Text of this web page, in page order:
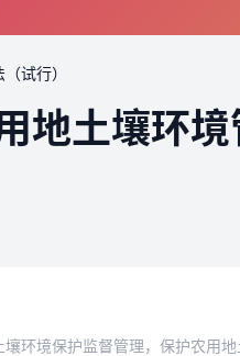
试行）
地土壤环境
保护监督管理，保护农用地土壤环境，